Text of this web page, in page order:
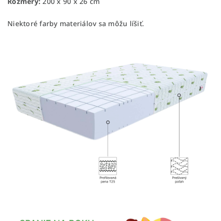
Niektoré farby materiálov sa môžu líšiť.